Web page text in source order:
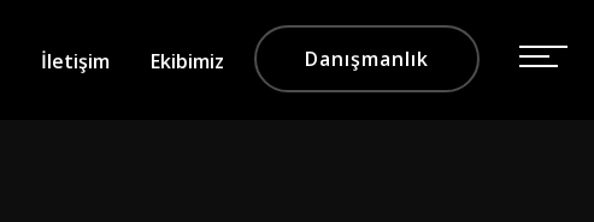
İletişim Ekibimiz Danışmanlık